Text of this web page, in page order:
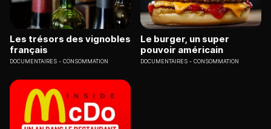
Les trésors des vignobles
français
DOCUMENTAIRES CONSOMMATION
Le burger, un super
pouvoir américain
DOCUMENTAIRES CONSOMMATION